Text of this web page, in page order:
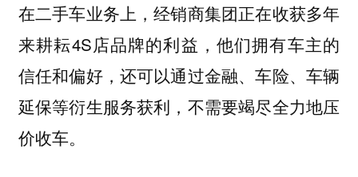
在二手车业务上，经销商集团正在收获多年
来耕耘4S店品牌的利益，他们拥有车主的
信任和偏好，还可以通过金融、车险、车辆
延保等衍生服务获利，不需要竭尽全力地压
价收车。